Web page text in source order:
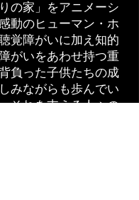
の家」をアニメーシ
動のヒューマン・ホ
覚障がいに加え知的
がいをあわせ持つ重
負った子供たちの成
みながらも歩んでい
それを支える人々の